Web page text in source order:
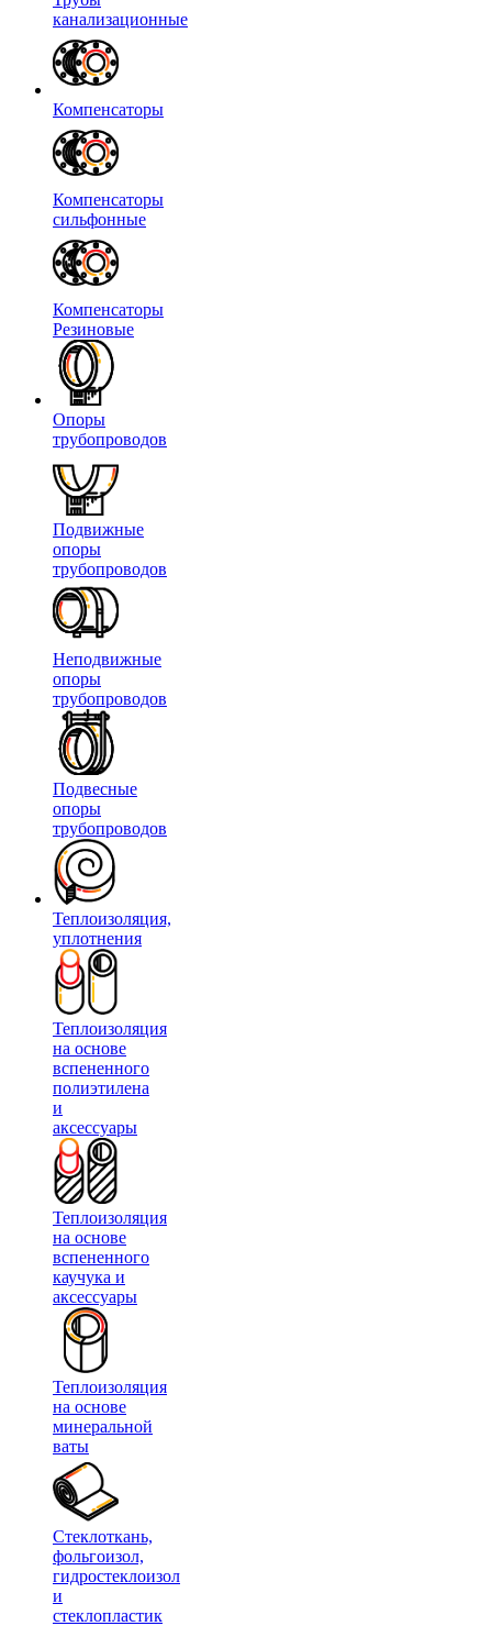
канализационные
Компенсаторы
Компенсаторы
сильфонные
Компенсаторы
Резиновые
Опоры
трубопроводов
Подвижные
опоры
трубопроводов
Неподвижные
опоры
трубопроводов
Подвесные
опоры
трубопроводов
Теплоизоляция,
уплотнения
Теплоизоляция
на основе
вспененного
полиэтилена
и
аксессуары
Теплоизоляция
на основе
вспененного
каучука и
аксессуары
Теплоизоляция
на основе
минеральной
ваты
Стеклоткань,
фольгоизол,
гидростеклоизол
и
стеклопластик